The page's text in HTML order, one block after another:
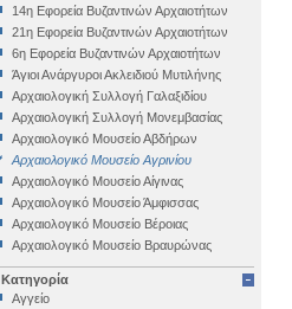
14η Εφορεία Βυζαντινών Αρχαιοτήτων
21η Εφορεία Βυζαντινών Αρχαιοτήτων
6η Εφορεία Βυζαντινών Αρχαιοτήτων
Άγιοι Ανάργυροι Ακλειδιού Μυτιλήνης
Αρχαιολογική Συλλογή Γαλαξιδίου
Αρχαιολογική Συλλογή Μονεμβασίας
Αρχαιολογικό Μουσείο Αβδήρων
Αρχαιολογικό Μουσείο Αγρινίου
Αρχαιολογικό Μουσείο Αίγινας
Αρχαιολογικό Μουσείο Άμφισσας
Αρχαιολογικό Μουσείο Βέροιας
Αρχαιολογικό Μουσείο Βραυρώνας
Αρχαιολογικό Μουσείο Δελφών
Αρχαιολογικό Μουσείο Ηγουμενίτσας
Κατηγορία
Αγγείο